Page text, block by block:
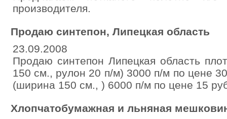
производителя.
Продаю синтепон, Липецкая область
23.09.2008
Продаю синтепон Липецкая область
150 см., рулон 20 п/м) 3000 п/м по цене
(ширина 150 см., ) 6000 п/м по цене 15
Хлопчатобумажная и льняная